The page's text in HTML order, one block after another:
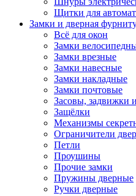
Щитки для
Замки и дверная
Всё для окон
Замки
Замки врезные
Замки навесные
Замки накладные
Замки почтовые
Засовы, задвижки
Защёлки
Механизмы
Ограничители
Петли
Проушины
Прочие замки
Пружины дверные
Ручки дверные